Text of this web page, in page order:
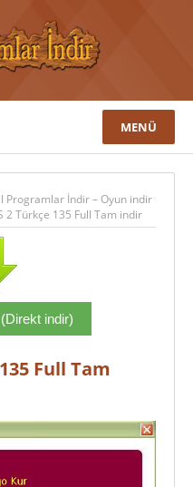
MENÜ
Programlar İndir – Oyun indir
2 Türkçe 135 Full Tam indir
indir)
Full Tam